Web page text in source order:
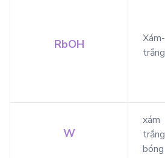
RbOH
Xám-
trắng
W
xám
trắng
bóng